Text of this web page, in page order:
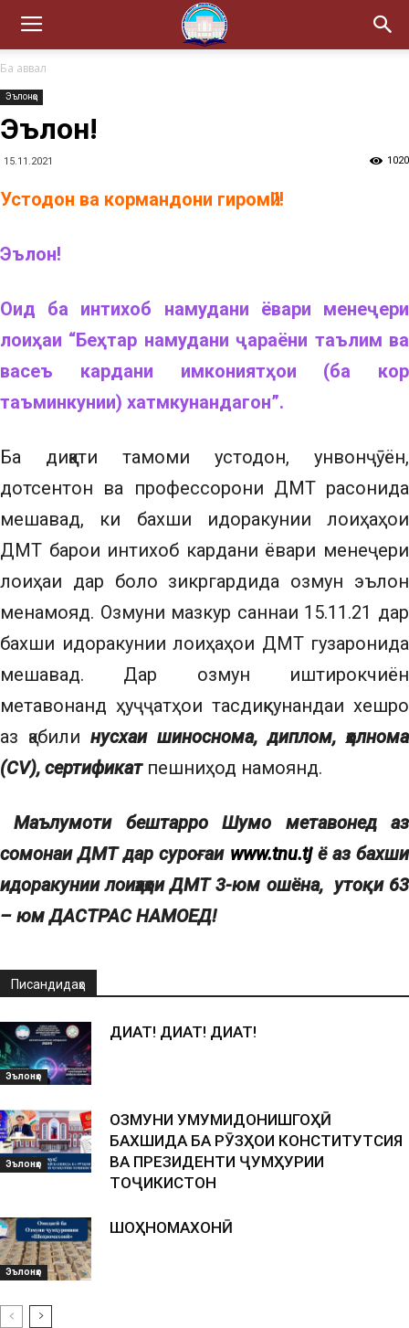
Ба аввал
Эълонҳо
Эълон!
15.11.2021 1020
Устодон ва кормандони гиромӣ!!!
Эълон!
Оид ба интихоб намудани ёвари менеҷери
лоиҳаи “Беҳтар намудани ҷараёни таълим ва
васеъ кардани имкониятҳои (ба кор
таъминкунии) хатмкунандагон”.
Ба диққати тамоми устодон, унвонҷӯён,
дотсентон ва профессорони ДМТ расонида
мешавад, ки бахши идоракунии лоиҳаҳои
ДМТ барои интихоб кардани ёвари менеҷери
лоиҳаи дар боло зикргардида озмун эълон
менамояд. Озмуни мазкур саннаи 15.11.21 дар
бахши идоракунии лоиҳаҳои ДМТ гузаронида
мешавад. Дар озмун иштирокчиён
метавонанд ҳуҷҷатҳои тасдиқкунандаи хешро
аз қабили нусхаи шиноснома, диплом, ҳолнома
(CV), сертификатпешниҳод намоянд.
Маълумоти бештарро Шумо метавонед аз
сомонаи ДМТ дар суроғаи www.tnu.tjё аз бахши
идоракунии лоиҳаҳои ДМТ 3-юм ошёна, утоқи 63
– юмДАСТРАС НАМОЕД!
Писандидаҳо
Эълонҳо
ДИҚҚАТ! ДИҚҚАТ! ДИҚҚАТ!
Эълонҳо
ОЗМУНИ УМУМИДОНИШГОҲӢ
БАХШИДА БА РӮЗҲОИ КОНСТИТУТСИЯ
ВА ПРЕЗИДЕНТИ ҶУМҲУРИИ
ТОҶИКИСТОН
Эълонҳо
ШОҲНОМАХОНӢ